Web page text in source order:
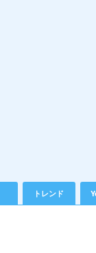
トレンド